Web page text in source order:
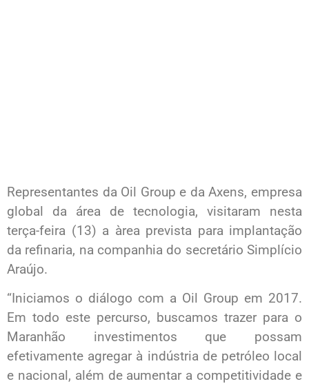
Representantes da Oil Group e da Axens, empresa
global da área de tecnologia, visitaram nesta
terça-feira (13) a àrea prevista para implantação
da refinaria, na companhia do secretário Simplício
Araújo.
“Iniciamos o diálogo com a Oil Group em 2017.
Em todo este percurso, buscamos trazer para o
Maranhão investimentos que possam
efetivamente agregar à indústria de petróleo local
e nacional, além de aumentar a competitividade e